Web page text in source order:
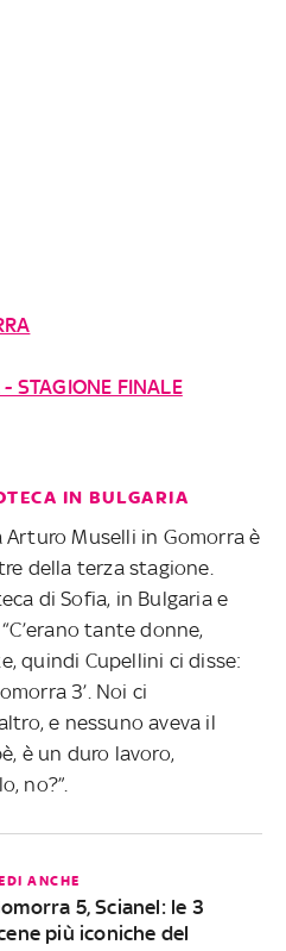
STAGIONE FINALE
IN BULGARIA
Arturo Muselli in Gomorra è
della terza stagione.
di Sofia, in Bulgaria e
tante donne,
quindi Cupellini ci disse:
3’. Noi ci
e nessuno aveva il
è un duro lavoro,
no?”.
ANCHE
5, Scianel: le 3
più iconiche del